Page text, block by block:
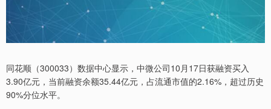
同花顺（300033）数据中心显示，中微公司10月17日获融资买入
3.90亿元，当前融资余额35.44亿元，占流通市值的2.16%，超过历史
90%分位水平。